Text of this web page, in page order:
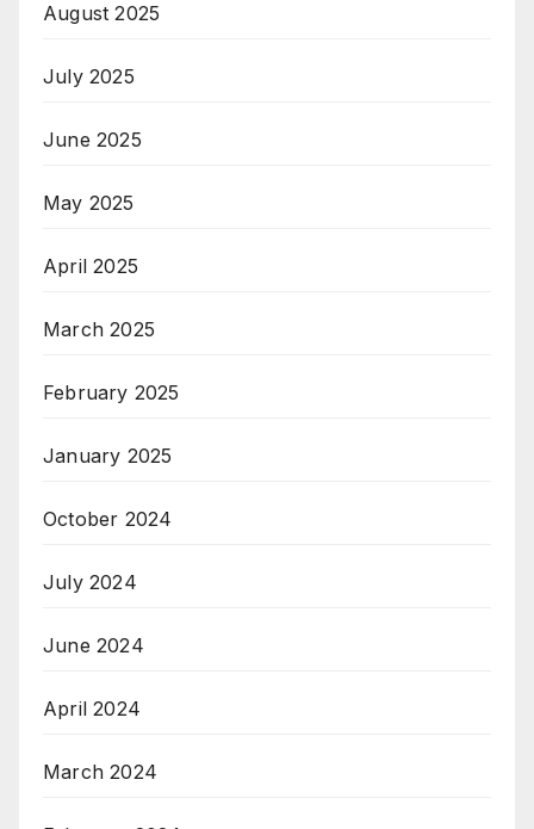
August 2025
July 2025
June 2025
May 2025
April 2025
March 2025
February 2025
January 2025
October 2024
July 2024
June 2024
April 2024
March 2024